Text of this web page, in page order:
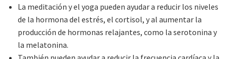
La meditación y el yoga pueden ayudar a reducir los niveles
de la hormona del estrés, el cortisol, y al aumentar la
producción de hormonas relajantes, como la serotonina y
la melatonina.